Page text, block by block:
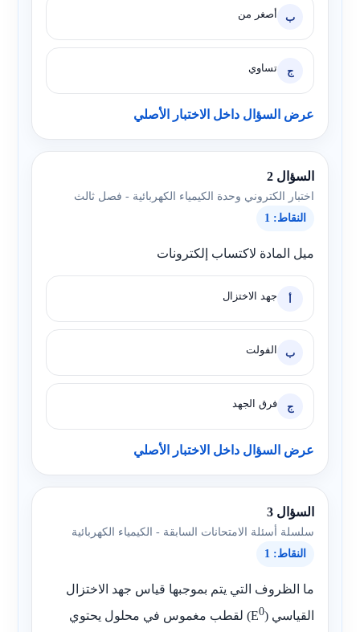
ب أصغر من
ج تساوي
عرض السؤال داخل الاختبار الأصلي
السؤال 2
اختبار الكتروني وحدة الكيمياء الكهربائية - فصل ثالث
النقاط: 1
ميل المادة لاكتساب إلكترونات
أ جهد الاختزال
ب الفولت
ج فرق الجهد
عرض السؤال داخل الاختبار الأصلي
السؤال 3
سلسلة أسئلة الامتحانات السابقة - الكيمياء الكهربائية
النقاط: 1
ما الظروف التي يتم بموجبها قياس جهد الاختزال
القياسي
(E0)
لقطب مغموس في محلول يحتوي